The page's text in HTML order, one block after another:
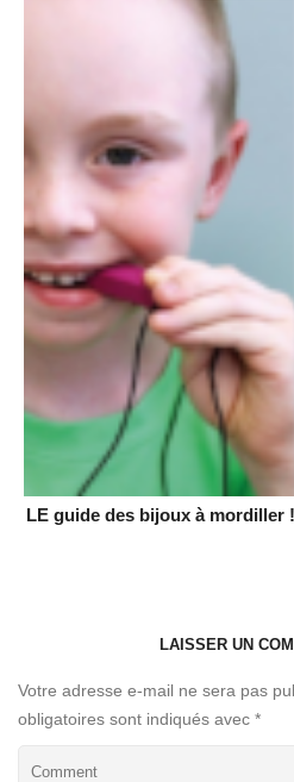
LE guide des bijoux à mordiller !
LAISSER UN
Votre adresse e-mail ne sera pas
obligatoires sont indiqués avec *